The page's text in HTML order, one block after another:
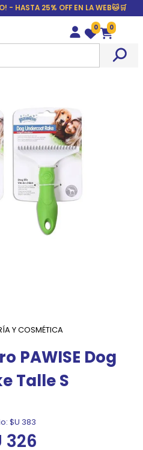
- HASTA 25% OFF EN LA WEB🐱🛒
Wishlist
0
Carrito
0
Y COSMÉTICA
PAWISE Dog
Talle S
$U 383
326